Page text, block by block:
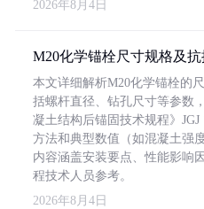
2026年8月4日
M20化学锚栓尺寸规格及
本文详细解析M20化学锚栓的
括螺杆直径、钻孔尺寸等参数
凝土结构后锚固技术规程》
方法和典型数值（如混凝土强
内容涵盖安装要点、性能影响
程技术人员参考。
2026年8月4日